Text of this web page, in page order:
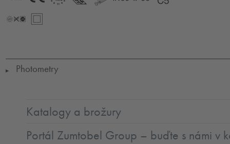
▶ Photometry
Katalogy a brožury
Portál Zumtobel Group – buďte s námi v